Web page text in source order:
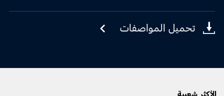
تحميل المواصفات